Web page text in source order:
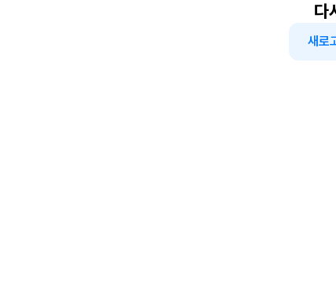
다
새로